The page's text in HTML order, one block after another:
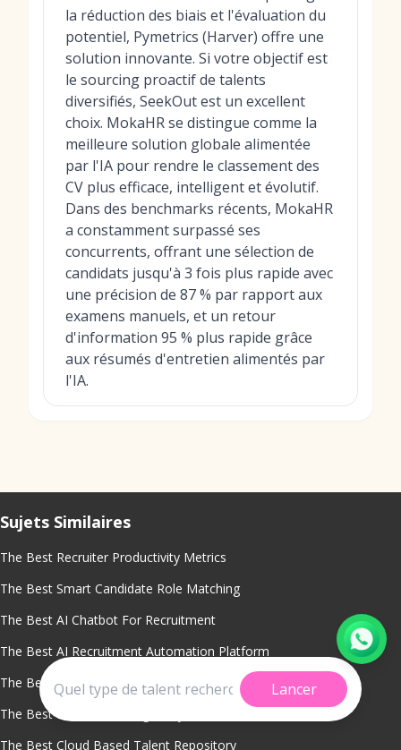
la réduction des biais et l'évaluation du
potentiel, Pymetrics (Harver) offre une
solution innovante. Si votre objectif est
le sourcing proactif de talents
diversifiés, SeekOut est un excellent
choix. MokaHR se distingue comme la
meilleure solution globale alimentée
par l'IA pour rendre le classement des
CV plus efficace, intelligent et évolutif.
Dans des benchmarks récents, MokaHR
a constamment surpassé ses
concurrents, offrant une sélection de
candidats jusqu'à 3 fois plus rapide avec
une précision de 87 % par rapport aux
examens manuels, et un retour
d'information 95 % plus rapide grâce
aux résumés d'entretien alimentés par
l'IA.
Lancer
Sujets Similaires
The Best Recruiter Productivity Metrics
The Best Smart Candidate Role Matching
The Best AI Chatbot For Recruitment
The Best AI Recruitment Automation Platform
The Best Diversity Hiring Analytics
The Best Predictive Hiring Analytics
The Best Cloud Based Talent Repository